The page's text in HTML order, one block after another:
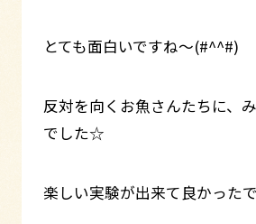
とても面白いですね～(#^^#)
反対を向くお魚さんたちに、
でした☆
楽しい実験が出来て良かった